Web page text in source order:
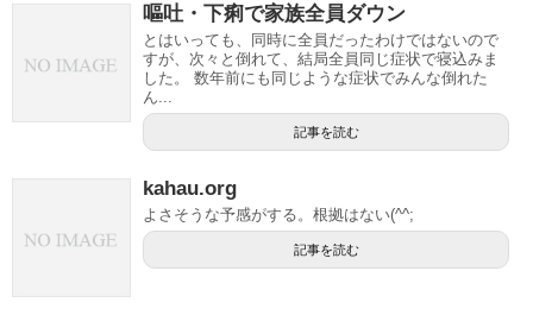
嘔吐・下痢で家族全員ダウン
とはいっても、同時に全員だったわけではないので
すが、次々と倒れて、結局全員同じ症状で寝込みま
した。 数年前にも同じような症状でみんな倒れた
ん...
記事を読む
kahau.org
よさそうな予感がする。根拠はない(^^;
記事を読む